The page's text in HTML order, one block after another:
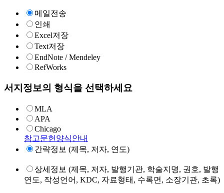
메일전송
인쇄
Excel저장
Text저장
EndNote / Mendeley
RefWorks
서지정보의 형식을 선택하세요
MLA
APA
Chicago
참고문헌양식안내
간략정보 (제목, 저자, 연도)
상세정보 (제목, 저자, 발행기관, 학술지명, 권호, 발행
연도, 작성언어, KDC, 자료형태, 수록면, 소장기관, 초록)